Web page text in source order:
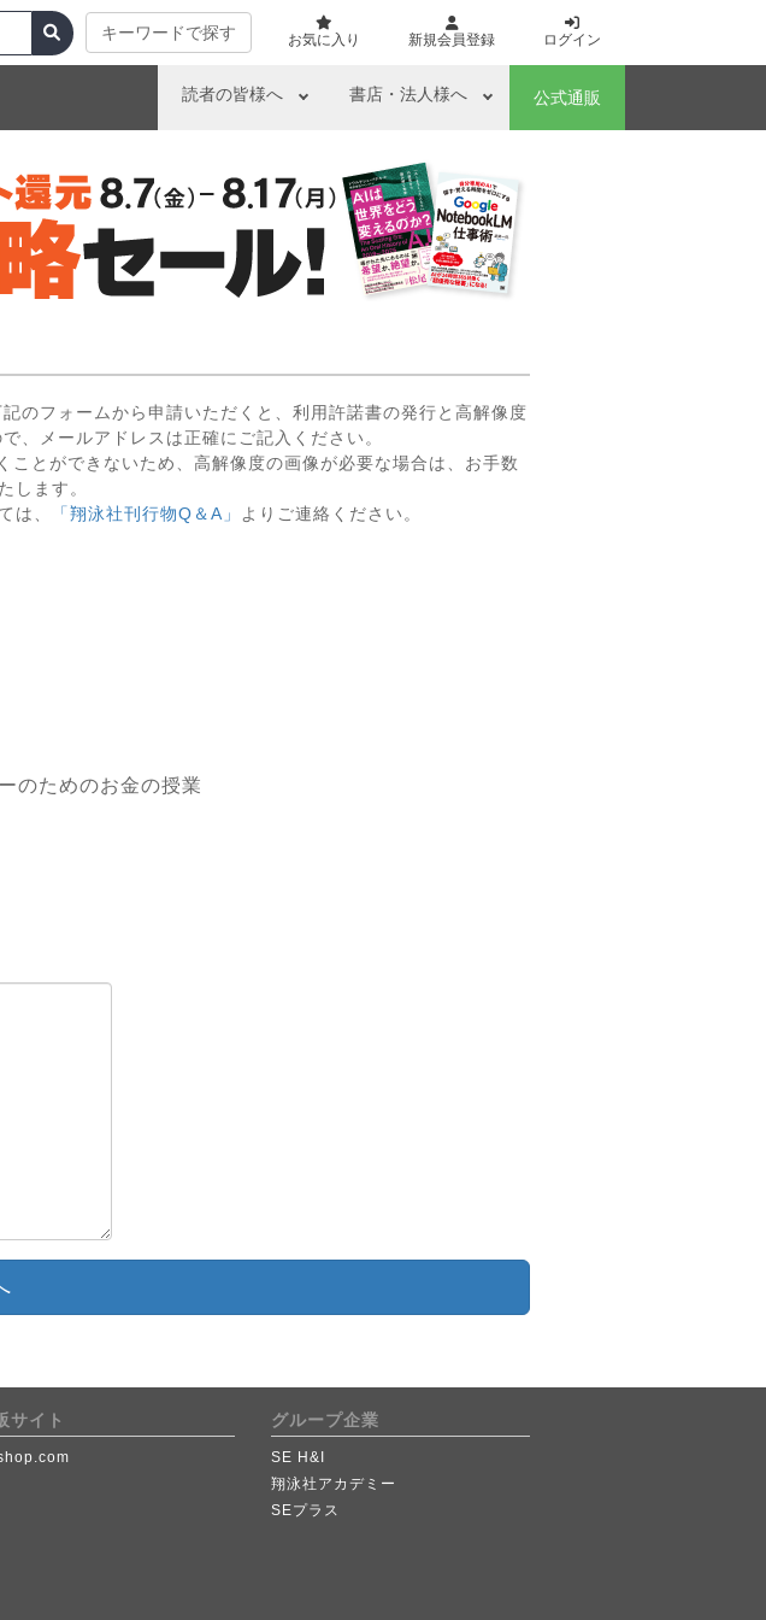
キーワードで探す お気に入り 新規会員登録 ログイン
読者の皆様へ 書店・法人様へ 公式通販
のフォームから申請いただくと、利用許諾書の発行と高解像度
、メールアドレスは正確にご記入ください。
とができないため、高解像度の画像が必要な場合は、お手数
します。
は、
「翔泳社刊行物Q＆A」 よりご連絡ください。
のためのお金の授業
サイト グループ企業
SE H&I
翔泳社アカデミー
SEプラス